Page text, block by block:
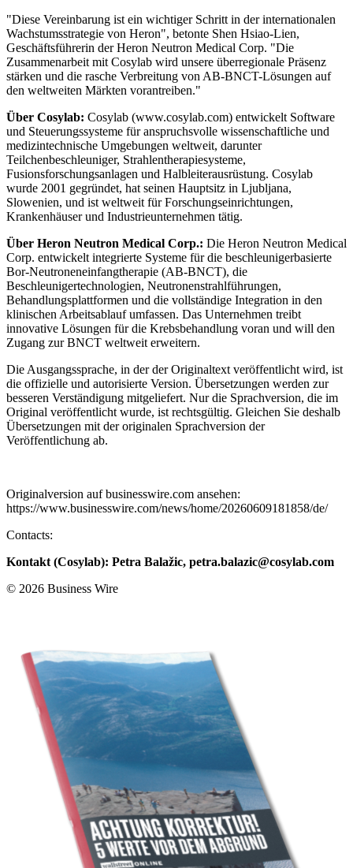
"Diese Vereinbarung ist ein wichtiger Schritt in der internationalen
Wachstumsstrategie von Heron", betonte Shen Hsiao-Lien,
Geschäftsführerin der Heron Neutron Medical Corp. "Die
Zusammenarbeit mit Cosylab wird unsere überregionale Präsenz
stärken und die rasche Verbreitung von AB-BNCT-Lösungen auf
den weltweiten Märkten vorantreiben."
Über Cosylab: Cosylab (www.cosylab.com) entwickelt Software
und Steuerungssysteme für anspruchsvolle wissenschaftliche und
medizintechnische Umgebungen weltweit, darunter
Teilchenbeschleuniger, Strahlentherapiesysteme,
Fusionsforschungsanlagen und Halbleiterausrüstung. Cosylab
wurde 2001 gegründet, hat seinen Hauptsitz in Ljubljana,
Slowenien, und ist weltweit für Forschungseinrichtungen,
Krankenhäuser und Industrieunternehmen tätig.
Über Heron Neutron Medical Corp.: Die Heron Neutron Medical
Corp. entwickelt integrierte Systeme für die beschleunigerbasierte
Bor-Neutroneneinfangtherapie (AB-BNCT), die
Beschleunigertechnologien, Neutronenstrahlführungen,
Behandlungsplattformen und die vollständige Integration in den
klinischen Arbeitsablauf umfassen. Das Unternehmen treibt
innovative Lösungen für die Krebsbehandlung voran und will den
Zugang zur BNCT weltweit erweitern.
Die Ausgangssprache, in der der Originaltext veröffentlicht wird, ist
die offizielle und autorisierte Version. Übersetzungen werden zur
besseren Verständigung mitgeliefert. Nur die Sprachversion, die im
Original veröffentlicht wurde, ist rechtsgültig. Gleichen Sie deshalb
Übersetzungen mit der originalen Sprachversion der
Veröffentlichung ab.
Originalversion auf businesswire.com ansehen:
https://www.businesswire.com/news/home/20260609181858/de/
Contacts:
Kontakt (Cosylab): Petra Balažic, petra.balazic@cosylab.com
© 2026 Business Wire